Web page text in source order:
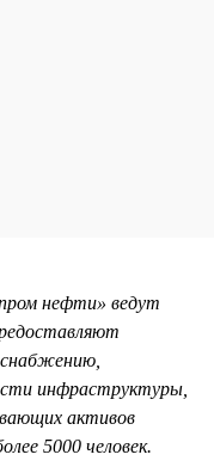
нефти» ведут
инфраструктуры,
активов
5000 человек.